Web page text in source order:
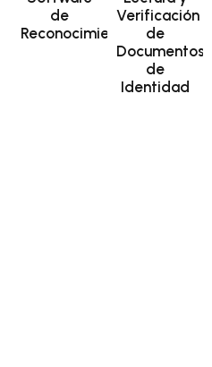
de
Reconocimiento
Verificación
de
Documentos
de
Identidad